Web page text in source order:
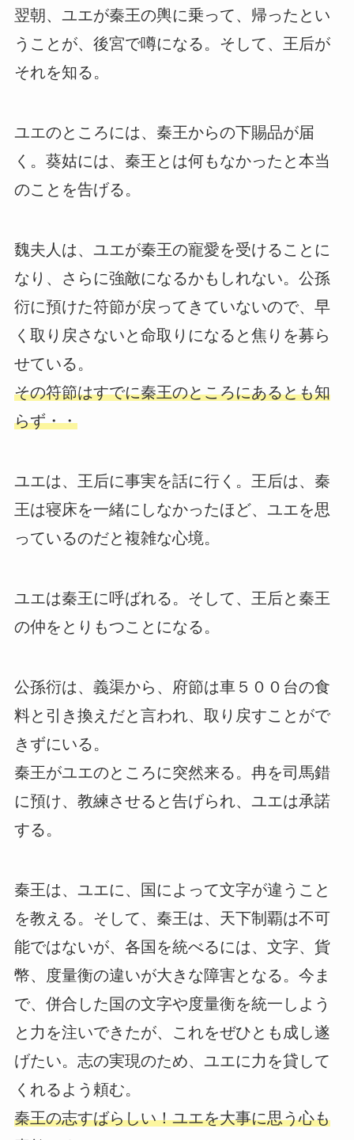
翌朝、ユエが秦王の輿に乗って、帰ったとい
うことが、後宮で噂になる。そして、王后が
それを知る。
ユエのところには、秦王からの下賜品が届
く。葵姑には、秦王とは何もなかったと本当
のことを告げる。
魏夫人は、ユエが秦王の寵愛を受けることに
なり、さらに強敵になるかもしれない。公孫
衍に預けた符節が戻ってきていないので、早
く取り戻さないと命取りになると焦りを募ら
せている。
その符節はすでに秦王のところにあるとも知
らず・・
ユエは、王后に事実を話に行く。王后は、秦
王は寝床を一緒にしなかったほど、ユエを思
っているのだと複雑な心境。
ユエは秦王に呼ばれる。そして、王后と秦王
の仲をとりもつことになる。
公孫衍は、義渠から、府節は車５００台の食
料と引き換えだと言われ、取り戻すことがで
きずにいる。
秦王がユエのところに突然来る。冉を司馬錯
に預け、教練させると告げられ、ユエは承諾
する。
秦王は、ユエに、国によって文字が違うこと
を教える。そして、秦王は、天下制覇は不可
能ではないが、各国を統べるには、文字、貨
幣、度量衡の違いが大きな障害となる。今ま
で、併合した国の文字や度量衡を統一しよう
と力を注いできたが、これをぜひとも成し遂
げたい。志の実現のため、ユエに力を貸して
くれるよう頼む。
秦王の志すばらしい！ユエを大事に思う心も